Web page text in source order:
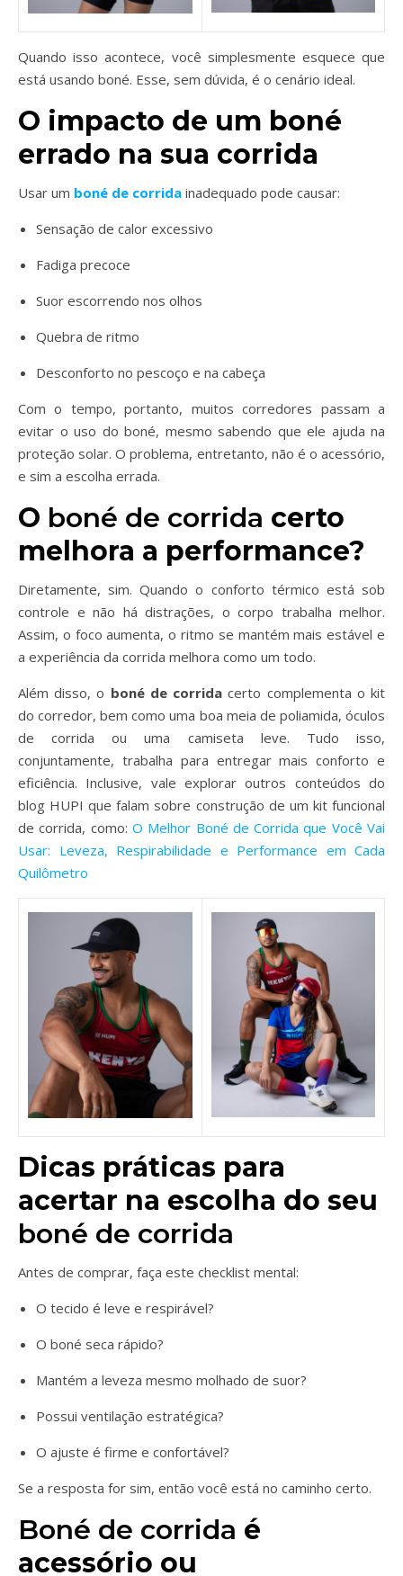
Quando isso acontece, você simplesmente esquece que
está usando boné. Esse, sem dúvida, é o cenário ideal.
O impacto de um boné
errado na sua corrida
Usar um boné de corrida inadequado pode causar:
Sensação de calor excessivo
Fadiga precoce
Suor escorrendo nos olhos
Quebra de ritmo
Desconforto no pescoço e na cabeça
Com o tempo, portanto, muitos corredores passam a
evitar o uso do boné, mesmo sabendo que ele ajuda na
proteção solar. O problema, entretanto, não é o acessório,
e sim a escolha errada.
O boné de corrida certo
melhora a performance?
Diretamente, sim. Quando o conforto térmico está sob
controle e não há distrações, o corpo trabalha melhor.
Assim, o foco aumenta, o ritmo se mantém mais estável e
a experiência da corrida melhora como um todo.
Além disso, o boné de corrida certo complementa o kit
do corredor, bem como uma boa meia de poliamida, óculos
de corrida ou uma camiseta leve. Tudo isso,
conjuntamente, trabalha para entregar mais conforto e
eficiência. Inclusive, vale explorar outros conteúdos do
blog HUPI que falam sobre construção de um kit funcional
de corrida, como: O Melhor Boné de Corrida que Você Vai
Usar: Leveza, Respirabilidade e Performance em Cada
Quilômetro
Dicas práticas para
acertar na escolha do seu
boné de corrida
Antes de comprar, faça este checklist mental:
O tecido é leve e respirável?
O boné seca rápido?
Mantém a leveza mesmo molhado de suor?
Possui ventilação estratégica?
O ajuste é firme e confortável?
Se a resposta for sim, então você está no caminho certo.
Boné de corrida é
acessório ou